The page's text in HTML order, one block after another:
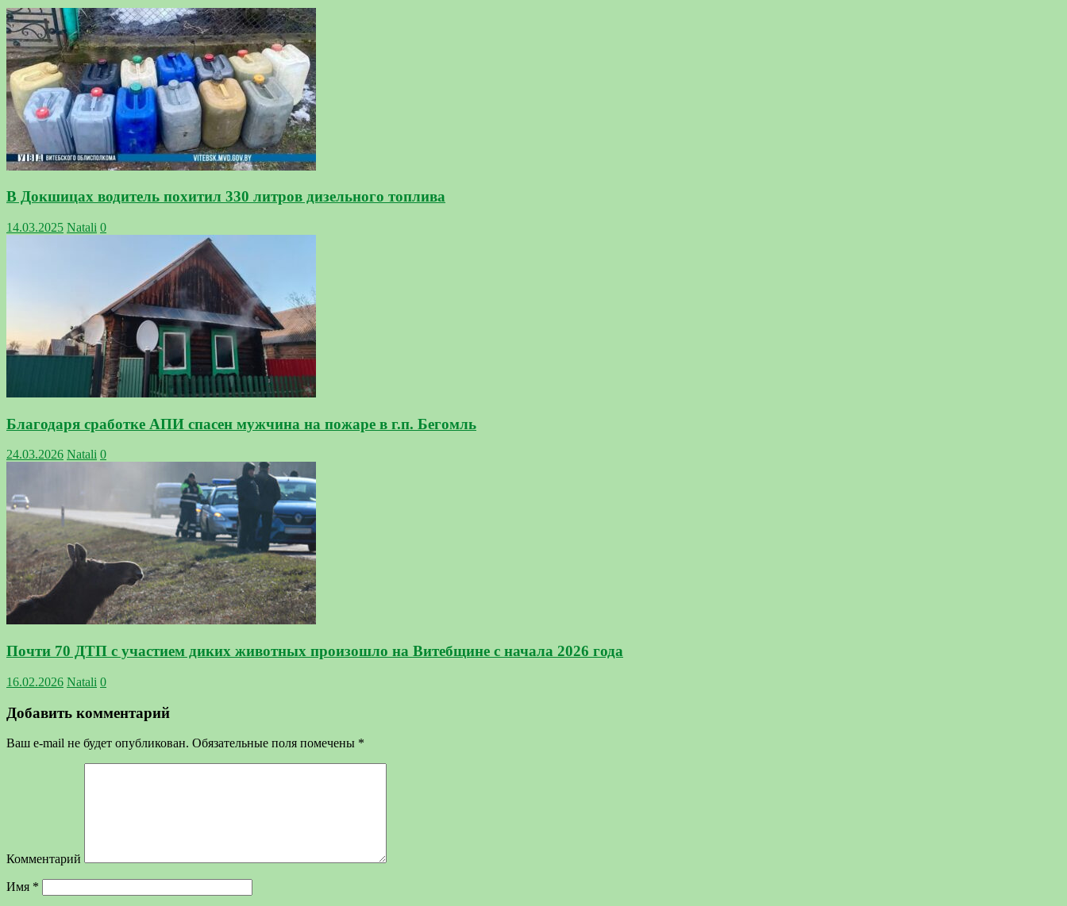
В Докшицах водитель похитил 330 литров дизельного топлива
14.03.2025 Natali 0
Благодаря сработке АПИ спасен мужчина на пожаре в г.п. Бегомль
24.03.2026 Natali 0
Почти 70 ДТП с участием диких животных произошло на Витебщине с начала 2026 года
16.02.2026 Natali 0
Добавить комментарий
Ваш e-mail не будет опубликован. Обязательные поля помечены *
Комментарий
Имя *